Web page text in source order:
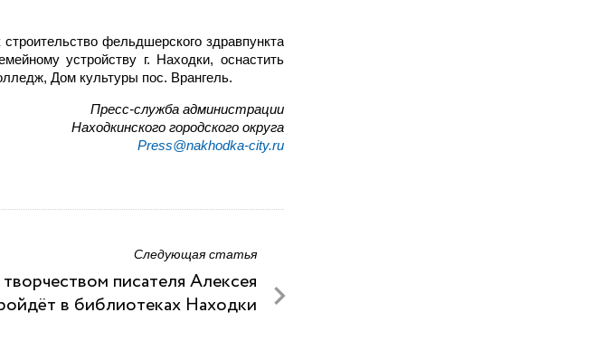
фельдшерского здравпункта
устройству г. Находки, оснастить
Дом культуры пос. Врангель.
Пресс-служба администрации
Находкинского городского округа
Press@nakhodka-city.ru
Следующая статья
писателя Алексея
в библиотеках Находки